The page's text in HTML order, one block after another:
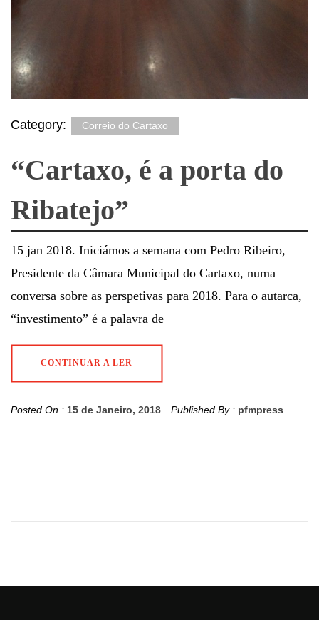
Category: Correio do Cartaxo
“Cartaxo, é a porta do
Ribatejo”
15 jan 2018. Iniciámos a semana com Pedro Ribeiro,
Presidente da Câmara Municipal do Cartaxo, numa
conversa sobre as perspetivas para 2018. Para o autarca,
“investimento” é a palavra de
CONTINUAR A LER
Posted On : 15 de Janeiro, 2018 Published By : pfmpress